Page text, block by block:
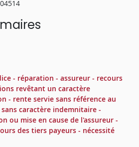
- réparation - assureur - recours
revêtant un caractère
- rente servie sans référence au
caractère indemnitaire -
ou mise en cause de l'assureur -
des tiers payeurs - nécessité